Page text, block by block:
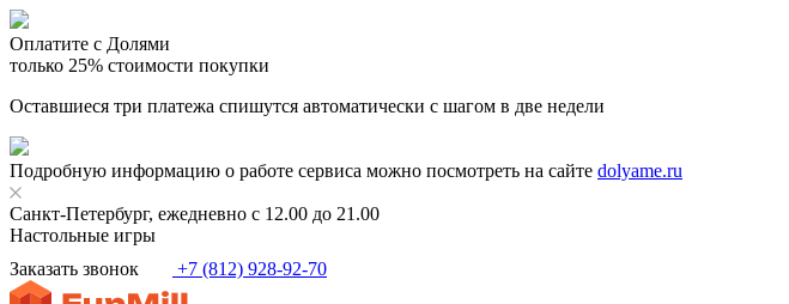
Оплатите с Долями
только 25% стоимости покупки
Оставшиеся три платежа спишутся автоматически с шагом в две недели
Подробную информацию о работе сервиса можно посмотреть на сайте dolyame.ru
Санкт-Петербург, ежедневно с 12.00 до 21.00
Настольные игры
Заказать звонок
+7 (812) 928-92-70